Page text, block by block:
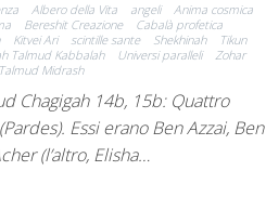
Albero della Vita angeli
Anima cosmica
Bereshit Creazione
Cabalà profetica
Kitvei Ari scintille sante Shekhinah
Tikun
Talmud Kabbalah Universi paralleli
Zohar
Talmud Midrash
Chagigah 14b, 15b: Quattro
Essi erano Ben Azzai, Ben
(l’altro, Elisha…